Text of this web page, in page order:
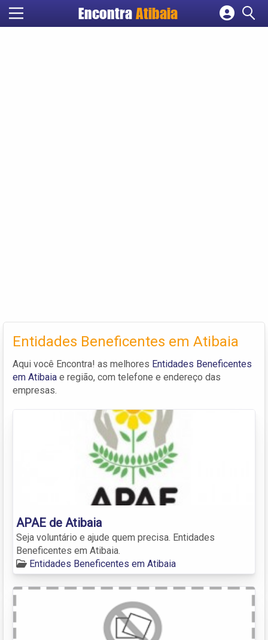
Encontra Atibaia
Entidades Beneficentes em Atibaia
Aqui você Encontra! as melhores Entidades Beneficentes
em Atibaia e região, com telefone e endereço das
empresas.
APAE de Atibaia
Seja voluntário e ajude quem precisa. Entidades
Beneficentes em Atibaia.
Entidades Beneficentes em Atibaia